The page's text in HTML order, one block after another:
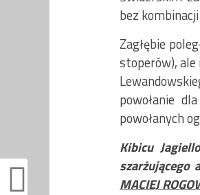
bez
Zagłębie
stoperów), ale
powołanie
powołanych
Kibicu
szarżującego
MACIEJ